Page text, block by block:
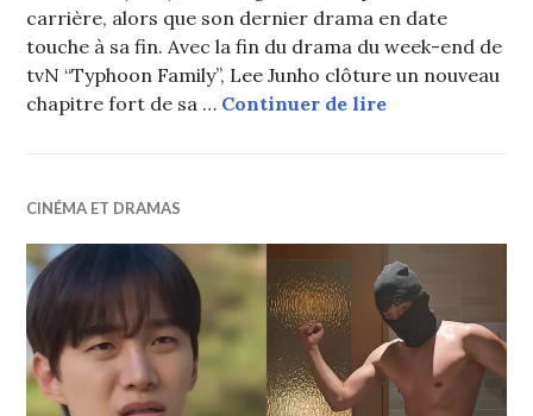
carrière, alors que son dernier drama en date
touche à sa fin. Avec la fin du drama du week-end de
tvN “Typhoon Family”, Lee Junho clôture un nouveau
chapitre fort de sa … Continuer de lire« Avant,
CINÉMA ET DRAMAS